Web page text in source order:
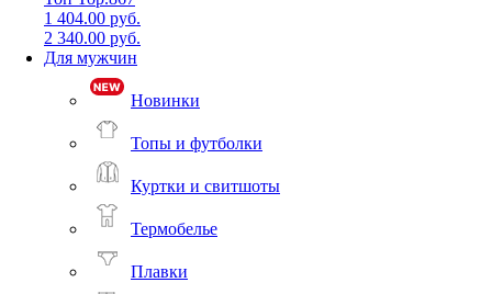
1 404.00 руб.
2 340.00 руб.
Для мужчин
Новинки
Топы и футболки
Куртки и свитшоты
Термобелье
Плавки